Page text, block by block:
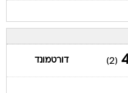
(2) דורטמונד